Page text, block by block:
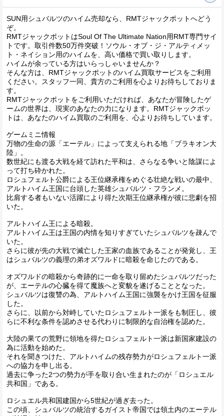
SUN用シュバルツのハイム売却なら、RMTジャックポットへどう
ぞ。
RMTジャックポットはSoul Of The Ultimate Nation用RMT専門サイ
トです。取引件数50万件突破！ソウル・オブ・ジ・アルティメッ
ト・ネイション用のハイムを、高い価格で買い取りします。
ハイムが余っている方はいらっしゃいませんか？
そんな方は、RMTジャックポットのハイム買取サービスをご利用
ください。スタッフ一同、貴方のご利用を心よりお待ちしておりま
す。
RMTジャックポットをご利用いただければ、あなたが冒険したゲ
ームの世界は、現実のあなたの力になります。RMTジャックポッ
トは、あなたのハイム買取のご利用を、心よりお待ちしています。
ゲームミニ情報
万物の生命の源「エーテル」によって支えられる地「ブラキオン大
陸」。
数世紀にも渡る大戦を経て訪れた平和は、さらなる争いと陰謀によ
って打ち砕かれた。
ロシュフェルト公爵による王位継承権をめぐる壮絶な戦いの最中、
アルトハイム王国に台頭した英雄シュバルツ・フランメ。
比肩する者もいない活躍により得た次期王位継承権が彼に悲劇を招
いた。
アルトハイム王による暗殺。
アルトハイム王は王国の内情を知りすぎていたシュバルツを疎んで
いた。
さらに彼が先の大戦で滅亡した王家の血族であることが発覚し、王
はシュバルツの義理の弟オズワルドに暗殺を命じたのである。
オズワルドの暗殺から奇跡的に一命を取り留めたシュバルツだった
が、エーテルの心臓を得て魔族へと変貌を遂げることとなった。
シュバルツは復讐の為、アルトハイム王国に強襲をかけ王国を征服
した。
さらに、以前から対峙していたロシュフェルト一派をも制圧し、彼
らに不利な条件を認めさせる代わりに制限的な自治権を認めた。
大陸の果ての荒野に領地を得たロシュフェルト一派は新国家建設の
為に活動を始めた。
それを聞きつけた、アルトハイムの残存勢力がロシュフェルト一派
への協力を申し出る。
過去に争った2つの勢力が手を取り合い生まれたのが「ロシュエル
共和国」である。
ロシュエル共和国建国から5世紀が過ぎ去った。
この頃、シュバルツの統治するガイスト帝国では領土内のエーテル